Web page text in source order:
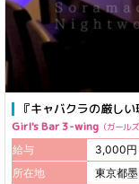
『キャバクラの厳し
Girl's Bar 3-wing ガール
給与
3,000円
所在地
東京都